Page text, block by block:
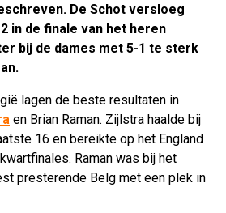
De Schot versloeg
in de finale van het heren
bij de dames met 5-1 te sterk
lagen de beste resultaten in
en Brian Raman. Zijlstra haalde bij
16 en bereikte op het England
Raman was bij het
presterende Belg met een plek in